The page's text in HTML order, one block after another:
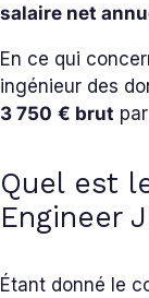
salaire net
En ce qui
ingénieur des
3 750 € brut
Quel est
Engineer
Étant donné le